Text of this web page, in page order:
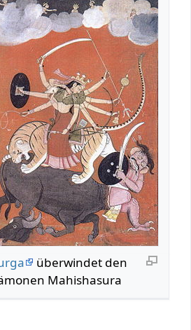
überwindet den
Mahishasura